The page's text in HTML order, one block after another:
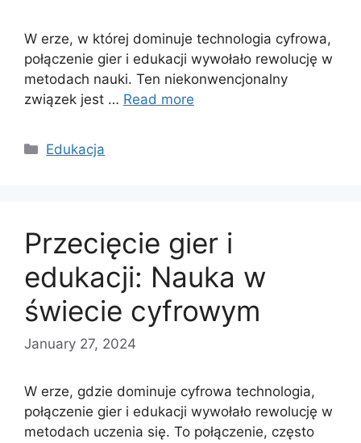
W erze, w której dominuje technologia cyfrowa,
połączenie gier i edukacji wywołało rewolucję w
metodach nauki. Ten niekonwencjonalny
związek jest … Read more
Categories
Edukacja
Przecięcie gier i
edukacji: Nauka w
świecie cyfrowym
January 27, 2024
W erze, gdzie dominuje cyfrowa technologia,
połączenie gier i edukacji wywołało rewolucję w
metodach uczenia się. To połączenie, często